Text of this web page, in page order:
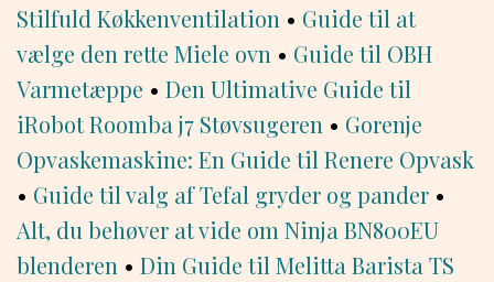
Stilfuld Køkkenventilation • Guide til at
vælge den rette Miele ovn • Guide til OBH
Varmetæppe • Den Ultimative Guide til
iRobot Roomba j7 Støvsugeren • Gorenje
Opvaskemaskine: En Guide til Renere Opvask
• Guide til valg af Tefal gryder og pander •
Alt, du behøver at vide om Ninja BN800EU
blenderen • Din Guide til Melitta Barista TS